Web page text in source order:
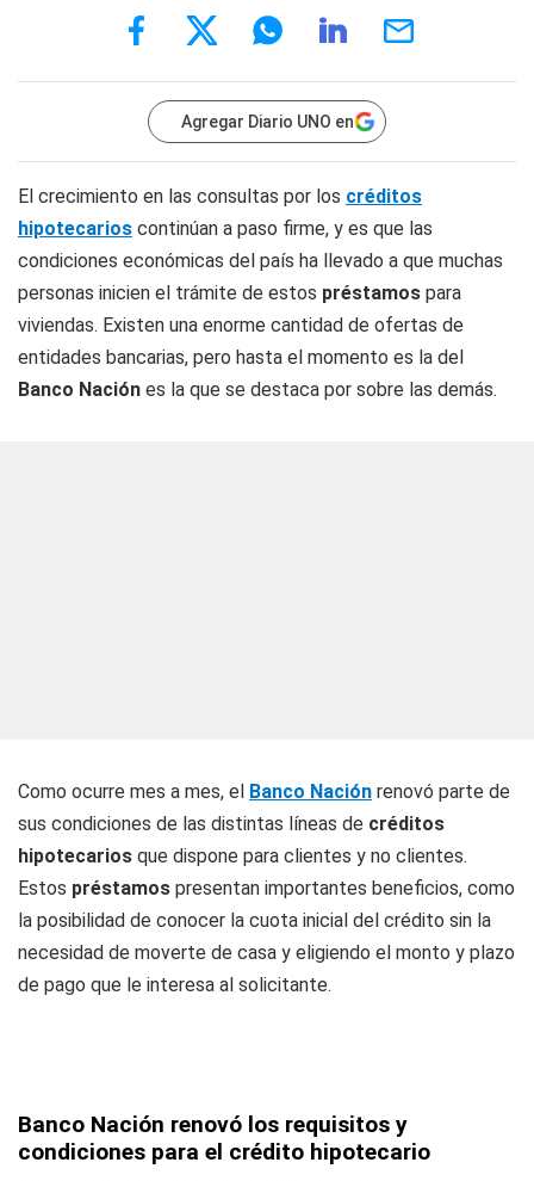
Agregar Diario UNO en
El crecimiento en las consultas por los créditos
hipotecarios continúan a paso firme, y es que las
condiciones económicas del país ha llevado a que muchas
personas inicien el trámite de estos préstamos para
viviendas. Existen una enorme cantidad de ofertas de
entidades bancarias, pero hasta el momento es la del
Banco Nación es la que se destaca por sobre las demás.
Como ocurre mes a mes, el Banco Nación renovó parte de
sus condiciones de las distintas líneas de créditos
hipotecarios que dispone para clientes y no clientes.
Estos préstamos presentan importantes beneficios, como
la posibilidad de conocer la cuota inicial del crédito sin la
necesidad de moverte de casa y eligiendo el monto y plazo
de pago que le interesa al solicitante.
Banco Nación renovó los requisitos y
condiciones para el crédito hipotecario